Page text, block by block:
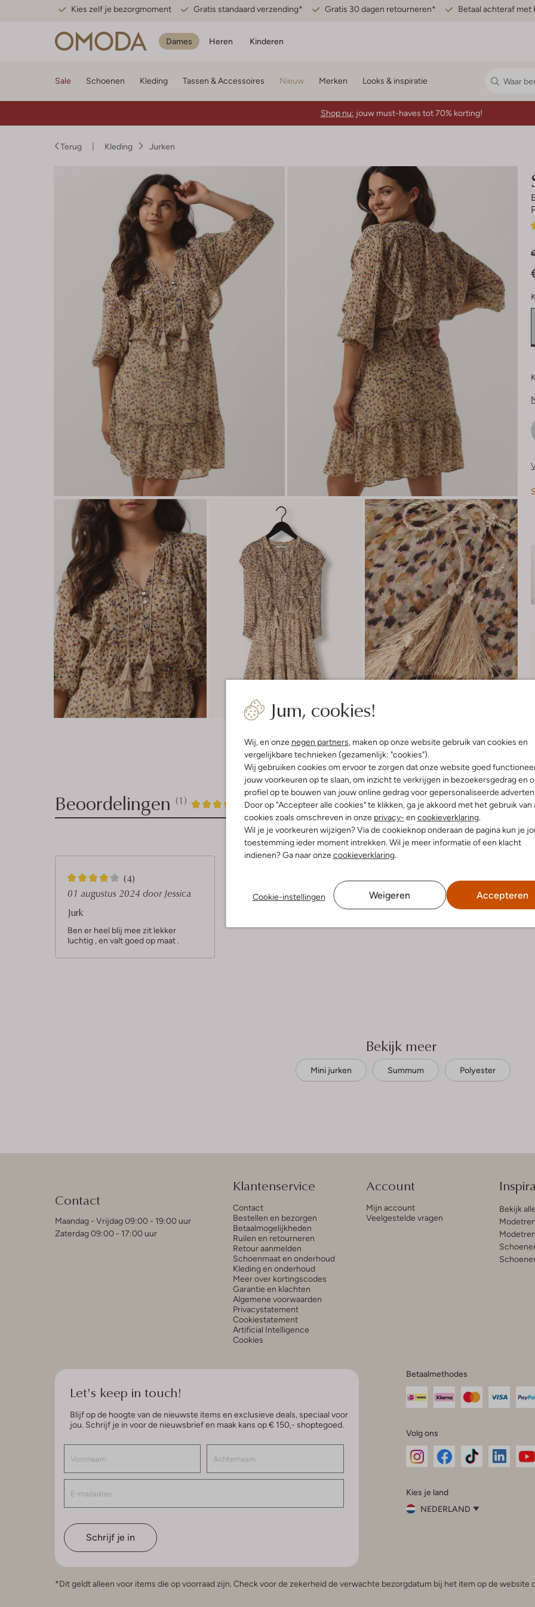
Kies zelf je bezorgmoment Gratis standaard verzending* Gratis 30 dagen retourneren* Betaal achteraf met
Dames Heren Kinderen
Jum, cookies!
Wij, en onze negen partners, maken op onze website gebruik van cookies en
vergelijkbare technieken (gezamenlijk: "cookies").
Wij gebruiken cookies om ervoor te zorgen dat onze website goed
jouw voorkeuren op te slaan, om inzicht te verkrijgen in bezoekersgedrag en
profiel op te bouwen van jouw online gedrag voor gepersonaliseerde
Door op "Accepteer alle cookies" te klikken, ga je akkoord met het gebruik van
cookies zoals omschreven in onze privacy- en cookieverklaring.
Wil je je voorkeuren wijzigen? Via de cookieknop onderaan de pagina kun je
toestemming ieder moment intrekken. Wil je meer informatie of een klacht
indienen? Ga naar onzecookieverklaring.
Cookie-instellingen Weigeren Accepteren
Sale Schoenen Kleding Tassen & Accessoires Nieuw Merken Looks & inspiratie
Shop nu: jouw must-haves tot 70% korting!
Terug Kleding Jurken
1
Product informatie
Beoordelingen (1) 4/5
1
4
4
S
t
e
r
r
(4)
01 augustus 2024 door Jessica
Jurk
Ben er heel blij mee zit lekker
luchtig , en valt goed op maat .
Bekijk meer
Mini jurken Summum Polyester
Contact
Maandag - Vrijdag 09:00 - 19:00 uur
Zaterdag 09:00 - 17:00 uur
Klantenservice
Contact
Bestellen en bezorgen
Betaalmogelijkheden
Ruilen en retourneren
Retour aanmelden
Schoenmaat en onderhoud
Kleding en onderhoud
Meer over kortingscodes
Garantie en klachten
Algemene voorwaarden
Privacystatement
Cookiestatement
Artificial Intelligence
Cookies
Account
Mijn account
Veelgestelde vragen
Bekijk
Let's keep in touch!
Blijf op de hoogte van de nieuwste items en exclusieve deals, speciaal voor
jou. Schrijf je in voor de nieuwsbrief en maak kans op € 150,- shoptegoed.
Schrijf je in
Betaalmethodes
Volg ons
InstagramFacebook
Kies je land
NEDERLAND
België (Nederlands)
*Dit geldt alleen voor items die op voorraad zijn. Check voor de zekerheid de verwachte bezorgdatum bij het item op de website